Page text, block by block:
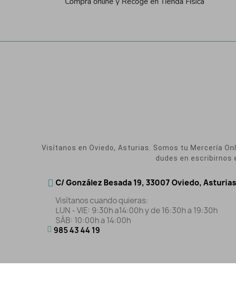
Visítanos en Oviedo, Asturias. Somos tu Mercería
dudes en escribirnos
C/ González Besada 19, 33007 Oviedo,
Visítanos cuando quieras:
LUN - VIE: 9:30h a14:00h y de 16:30h a 19:30h
SÁB: 10:00h a 14:00h
985 43 44 19